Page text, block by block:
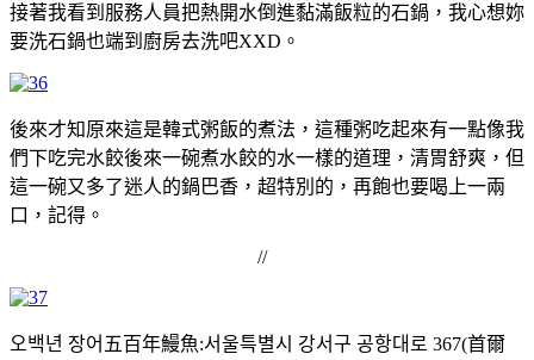
接著我看到服務人員把熱開水倒進黏滿飯粒的石鍋，我心想妳
要洗石鍋也端到廚房去洗吧XXD。
後來才知原來這是韓式粥飯的煮法，這種粥吃起來有一點像我
們下吃完水餃後來一碗煮水餃的水一樣的道理，清胃舒爽，但
這一碗又多了迷人的鍋巴香，超特別的，再飽也要喝上一兩
口，記得。
//
오백년 장어五百年鰻魚:서울특별시 강서구 공항대로 367(首爾